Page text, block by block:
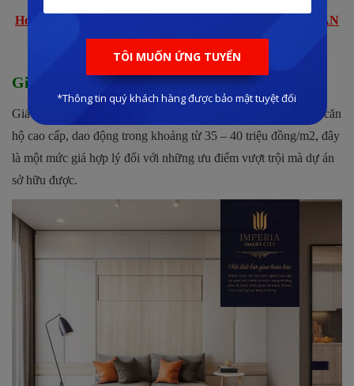
Hoặc bấm đăng ký nhận BẢNG GIÁ – CHÍNH SÁCH BÁN
HÀNG mới nhất năm 2023
Giá bán các sản phẩm tại Imperia Smart City
Giá bán các sản phẩm tại Imperia Smart City thuộc phân khúc căn
hộ cao cấp, dao động trong khoảng từ 35 – 40 triệu đồng/m2, đây
là một mức giá hợp lý đối với những ưu điểm vượt trội mà dự án
sở hữu được.